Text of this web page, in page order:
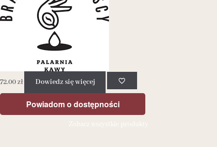
72.00zł Dowiedz się więcej
Powiadom o dostępności
Zobacz wszystkie produkty